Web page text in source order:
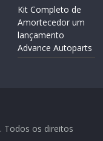
Kit Completo de
Amortecedor um
lançamento
Advance Autoparts
. Todos os direitos